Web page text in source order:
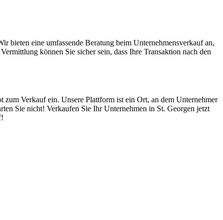
bieten eine umfassende Beratung beim Unternehmensverkauf an,
können Sie sicher sein, dass Ihre Transaktion nach den
Verkauf ein. Unsere Plattform ist ein Ort, an dem Unternehmer
Sie nicht! Verkaufen Sie Ihr Unternehmen in St. Georgen jetzt